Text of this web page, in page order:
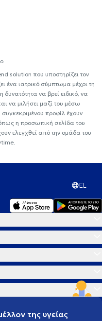
solution που υποστηρίζει τον
ένα ιατρικό σύμπτωμα μέχρι τη
δυνατότητα να βρεί ειδικό, να
να μιλήσει μαζί του μέσω
προφίλ έχουν
η προσωπική σελίδα του
ελεγχθεί από την ομάδα του
EL
της υγείας